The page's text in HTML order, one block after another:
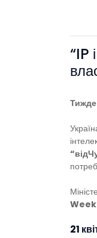
“IP
21